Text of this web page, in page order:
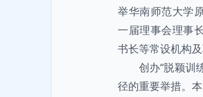
举华南师范大学
一届理事会理事
书长等常设机构及
创办“脱颖训
径的重要举措。